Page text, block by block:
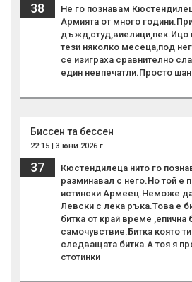
38
Не го познавам
Армията от много
дъжд,студ,виелици,пек.Ицо
тези няколко месеца,под
се изиграха сравнително
един невпечатли.Просто
Биссен та бессен
22:15 | 3 юни 2026 г.
37
Кюстендилеца нито го
разминавал с него.Но той е
истински Армеец.Неможе
Левски с лека ръка.Това е
битка от край време ,епична
самочувствие.Битка която
следващата битка.А тоя я
стотинки